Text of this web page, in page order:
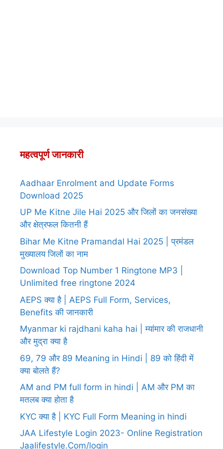
महत्वपूर्ण जानकारी
Aadhaar Enrolment and Update Forms
Download 2025
UP Me Kitne Jile Hai 2025 और जिलों का जनसंख्या
और क्षेत्रफल कितनी हैं
Bihar Me Kitne Pramandal Hai 2025 | प्रमंडल
मुख्यालय जिलों का नाम
Download Top Number 1 Ringtone MP3 |
Unlimited free ringtone 2024
AEPS क्या है | AEPS Full Form, Services,
Benefits की जानकारी
Myanmar ki rajdhani kaha hai | म्यांमार की राजधानी
और मुद्रा क्या है
69, 79 और 89 Meaning in Hindi | 89 को हिंदी में
क्या बोलते हैं?
AM and PM full form in hindi | AM और PM का
मतलब क्या होता है
KYC क्या है | KYC Full Form Meaning in hindi
JAA Lifestyle Login 2023- Online Registration
Jaalifestyle.Com/login